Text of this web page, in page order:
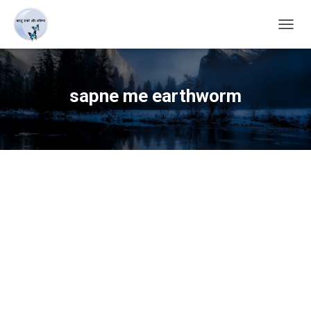
sapne me earthworm